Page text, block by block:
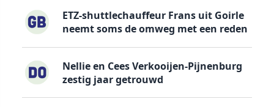
ETZ-shuttlechauffeur Frans uit Goirle
neemt soms de omweg met een reden
Nellie en Cees Verkooijen-Pijnenburg
zestig jaar getrouwd